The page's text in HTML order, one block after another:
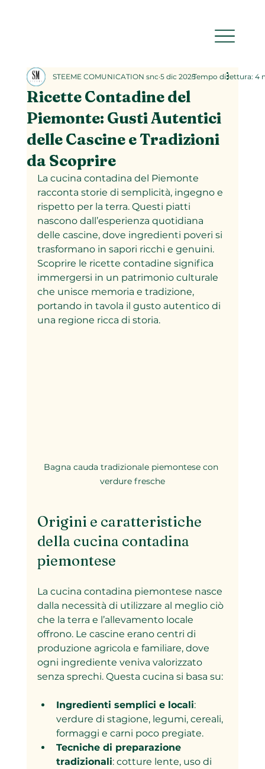
Ricette Contadine del
Piemonte: Gusti Autentici
delle Cascine e Tradizioni
da Scoprire
STEEME COMUNICATION snc 5 dic 2025Tempo di lettura: 4
La cucina contadina del Piemonte
racconta storie di semplicità, ingegno e
rispetto per la terra. Questi piatti
nascono dall’esperienza quotidiana
delle cascine, dove ingredienti poveri si
trasformano in sapori ricchi e genuini.
Scoprire le ricette contadine significa
immergersi in un patrimonio culturale
che unisce memoria e tradizione,
portando in tavola il gusto autentico di
una regione ricca di storia.
Bagna cauda tradizionale piemontese con
verdure fresche
Origini e caratteristiche
della cucina contadina
piemontese
La cucina contadina piemontese nasce
dalla necessità di utilizzare al meglio ciò
che la terra e l’allevamento locale
offrono. Le cascine erano centri di
produzione agricola e familiare, dove
ogni ingrediente veniva valorizzato
senza sprechi. Questa cucina si basa su:
Ingredienti semplici e locali:
verdure di stagione, legumi, cereali,
formaggi e carni poco pregiate.
Tecniche di preparazione
tradizionali: cotture lente, uso di